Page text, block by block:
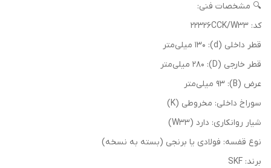
🔍 مشخصات فنی:
کد: 22326CCK/W33
قطر داخلی (d): 130 میلی‌متر
قطر خارجی (D): 280 میلی‌متر
عرض (B): 93 میلی‌متر
سوراخ داخلی: مخروطی (K)
شیار روانکاری: دارد (W33)
نوع قفسه: فولادی یا برنجی (بسته به نسخه)
برند: SKF